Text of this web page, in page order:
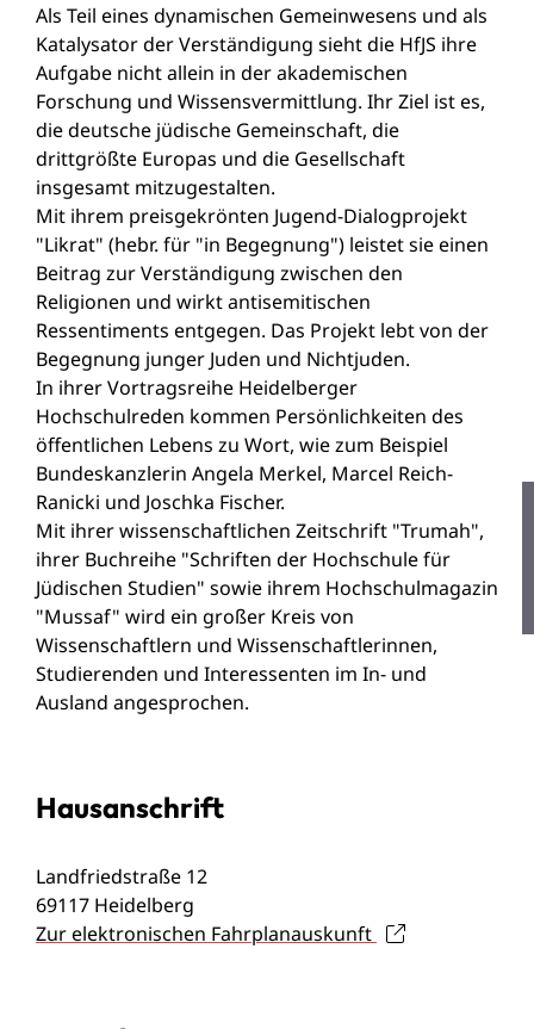
Als Teil eines dynamischen Gemeinwesens und als
Katalysator der Verständigung sieht die HfJS ihre
Aufgabe nicht allein in der akademischen
Forschung und Wissensvermittlung. Ihr Ziel ist es,
die deutsche jüdische Gemeinschaft, die
drittgrößte Europas und die Gesellschaft
insgesamt mitzugestalten.
Mit ihrem preisgekrönten Jugend-Dialogprojekt
"Likrat" (hebr. für "in Begegnung") leistet sie einen
Beitrag zur Verständigung zwischen den
Religionen und wirkt antisemitischen
Ressentiments entgegen. Das Projekt lebt von der
Begegnung junger Juden und Nichtjuden.
In ihrer Vortragsreihe Heidelberger
Hochschulreden kommen Persönlichkeiten des
öffentlichen Lebens zu Wort, wie zum Beispiel
Bundeskanzlerin Angela Merkel, Marcel Reich-
Ranicki und Joschka Fischer.
Mit ihrer wissenschaftlichen Zeitschrift "Trumah",
ihrer Buchreihe "Schriften der Hochschule für
Jüdischen Studien" sowie ihrem Hochschulmagazin
"Mussaf" wird ein großer Kreis von
Wissenschaftlern und Wissenschaftlerinnen,
Studierenden und Interessenten im In- und
Ausland angesprochen.
Hausanschrift
Landfriedstraße 12
69117 Heidelberg
Zur elektronischen Fahrplanauskunft